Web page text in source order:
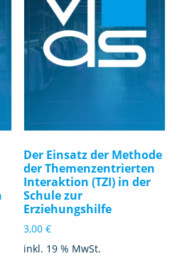
Der Einsatz der Methode
der Themenzentrierten
Interaktion (TZI) in der
Schule zur
Erziehungshilfe
3,00€
inkl. 19 % MwSt.